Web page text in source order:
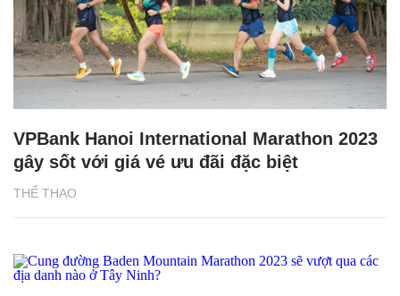
THỂ THAO
VPBank Hanoi International Marathon 2023
gây sốt với giá vé ưu đãi đặc biệt